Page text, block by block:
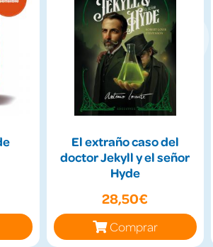
El extraño caso del
doctor Jekyll y el señor
Hyde
28,50€
Comprar